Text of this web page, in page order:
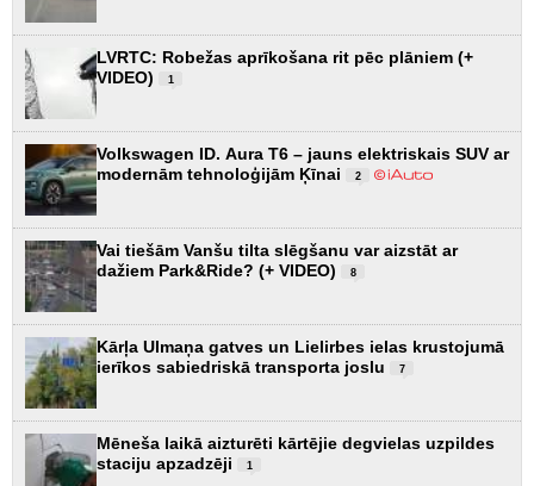
LVRTC: Robežas aprīkošana rit pēc plāniem (+
VIDEO)
1
Volkswagen ID. Aura T6 – jauns elektriskais SUV ar
modernām tehnoloģijām Ķīnai
2
Vai tiešām Vanšu tilta slēgšanu var aizstāt ar
dažiem Park&Ride? (+ VIDEO)
8
Kārļa Ulmaņa gatves un Lielirbes ielas krustojumā
ierīkos sabiedriskā transporta joslu
7
Mēneša laikā aizturēti kārtējie degvielas uzpildes
staciju apzadzēji
1